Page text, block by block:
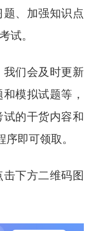
、加强知识点
试。
们会及时更新
模拟试题等，
的干货内容和
序即可领取。
下方二维码图